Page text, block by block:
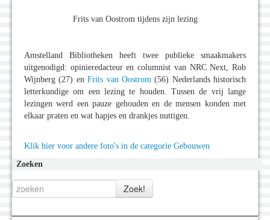
Frits van Oostrom tijdens zijn lezing
Amstelland Bibliotheken heeft twee publieke smaakmakers
uitgenodigd: opinieredacteur en columnist van NRC Next, Rob
Wijnberg (27) enFrits van Oostrom (56) Nederlands historisch
letterkundige om een lezing te houden. Tussen de vrij lange
lezingen werd een pauze gehouden en de mensen konden met
elkaar praten en wat hapjes en drankjes nuttigen.
Klik hier voor andere foto's in de categorie Gebouwen
Zoeken